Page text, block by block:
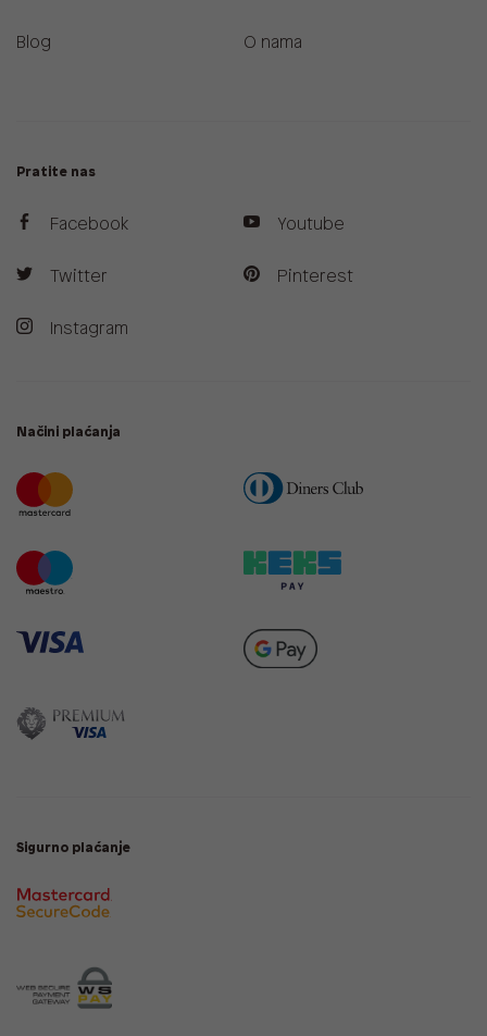
Blog O nama
Pratite nas
Facebook
Twitter
Instagram
Youtube
Pinterest
Načini plaćanja
Sigurno plaćanje